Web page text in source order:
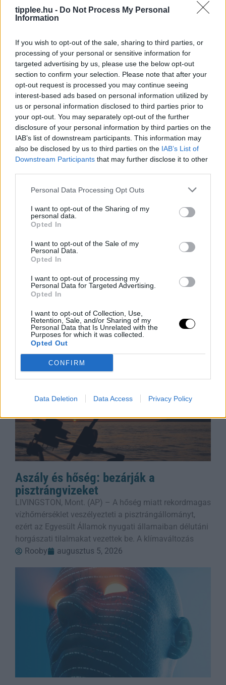
tipplee.hu - Do Not Process My Personal
Information
If you wish to opt-out of the sale, sharing to third parties, or
processing of your personal or sensitive information for
targeted advertising by us, please use the below opt-out
section to confirm your selection. Please note that after your
opt-out request is processed you may continue seeing
interest-based ads based on personal information utilized by
us or personal information disclosed to third parties prior to
your opt-out. You may separately opt-out of the further
disclosure of your personal information by third parties on the
IAB’s list of downstream participants. This information may
also be disclosed by us to third parties on the IAB’s List of
Downstream Participants that may further disclose it to other
Personal Data Processing Opt Outs
I want to opt-out of the Sharing of my
personal data.
Opted In
I want to opt-out of the Sale of my
Personal Data.
Opted In
I want to opt-out of processing my
Personal Data for Targeted Advertising.
Opted In
I want to opt-out of Collection, Use,
Retention, Sale, and/or Sharing of my
Personal Data that Is Unrelated with the
Purposes for which it was collected.
Opted Out
CONFIRM
Data Deletion Data Access Privacy Policy
Forrása
Japán kormánya új védelmi fehér könyvében nem
csupán az ország védelmeként, hanem a gazdasági
növekedés motorjaként is beállítja a katonai
fejlesztéseket. A dokumentum szerint a
Rooby
augusztus 6, 2026
Duna Rekord Alacsony Vízszintje:
Bénul a Paksi Atomerőmű
A Duna vízszintje rekordalacsony szintre süllyedt
Európa szárazsága miatt, ami miatt Magyarország
kénytelen volt leállítani egyetlen atomerőművét, a
Paksi Atomerőművet. A szovjet korszakból származó
reaktorok
Rooby
augusztus 5, 2026
Aszály és hőség: bezárják a
pisztrángvizeket
LIVINGSTON, Mont. (AP) – A hőség miatt rekordmagas
vízhőmérséklet veszélyezteti a pisztrángállományt,
ezért az Egyesült Államok nyugati államaiban délutáni
horgászati tilalmakat vezettek be. A klímaváltozás
Rooby
augusztus 5, 2026